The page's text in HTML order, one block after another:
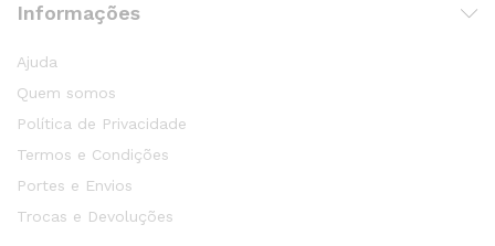
Informações
Ajuda
Quem somos
Política de Privacidade
Termos e Condições
Portes e Envios
Trocas e Devoluções